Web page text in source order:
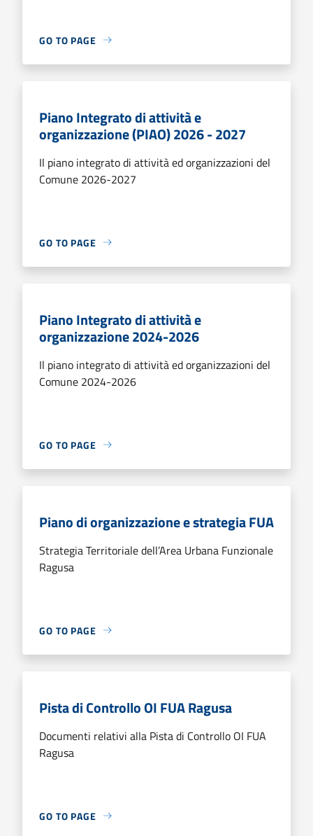
GO TO PAGE
Piano Integrato di attività e
organizzazione (PIAO) 2026 - 2027
Il piano integrato di attività ed organizzazioni del
Comune 2026-2027
GO TO PAGE
Piano Integrato di attività e
organizzazione 2024-2026
Il piano integrato di attività ed organizzazioni del
Comune 2024-2026
GO TO PAGE
Piano di organizzazione e strategia FUA
Strategia Territoriale dell’Area Urbana Funzionale
Ragusa
GO TO PAGE
Pista di Controllo OI FUA Ragusa
Documenti relativi alla Pista di Controllo OI FUA
Ragusa
GO TO PAGE